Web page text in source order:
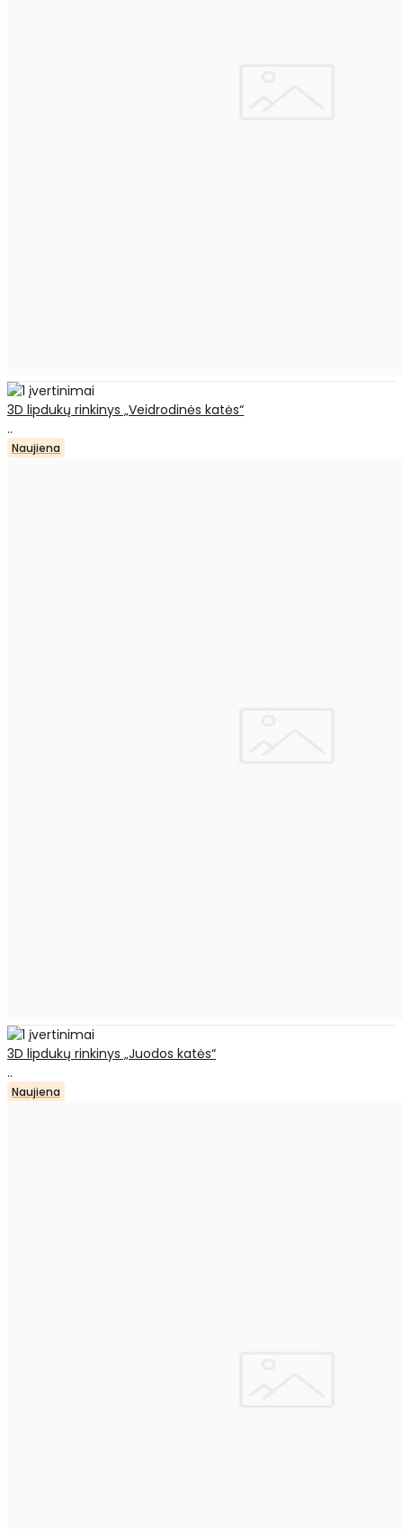
3D lipdukų rinkinys „Veidrodinės katės“
..
Naujiena
3D lipdukų rinkinys „Juodos katės“
..
Naujiena